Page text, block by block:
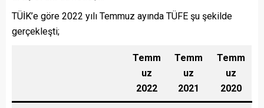
TÜİK’e göre 2022 yılı Temmuz ayında TÜFE şu şekilde
gerçekleşti;
Temm
uz
2022
Temm
uz
2021
Temm
uz
2020